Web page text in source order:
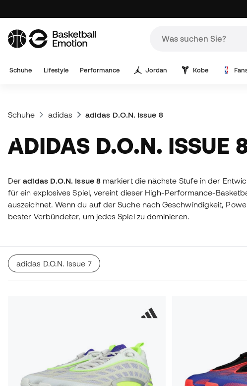
Schuhe Lifestyle Performance Jordan Kobe
Schuhe adidas adidas D.O.N. Issue 8
ADIDAS D.O.N. ISSUE
Deradidas D.O.N. Issue 8markiert die nächste Stufe in der
für ein explosives Spiel, vereint dieser High-Performance-
auszeichnet. Wenn du auf der Suche nach Geschwindigkeit,
bester Verbündeter, um jedes Spiel zu dominieren.
adidas D.O.N. Issue 7